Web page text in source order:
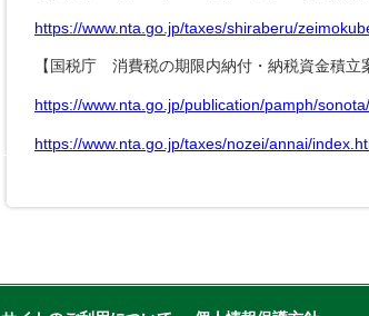
https://www.nta.go.jp/taxes/shiraberu/
【国税庁 消費税の期限内納付・納税資金積立
https://www.nta.go.jp/publication/pamph/
https://www.nta.go.jp/taxes/nozei/annai/